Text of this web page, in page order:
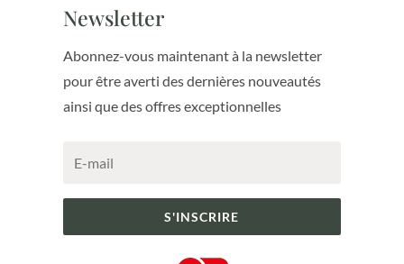
Newsletter
Abonnez-vous maintenant à la newsletter
pour être averti des dernières nouveautés
ainsi que des offres exceptionnelles
S'INSCRIRE